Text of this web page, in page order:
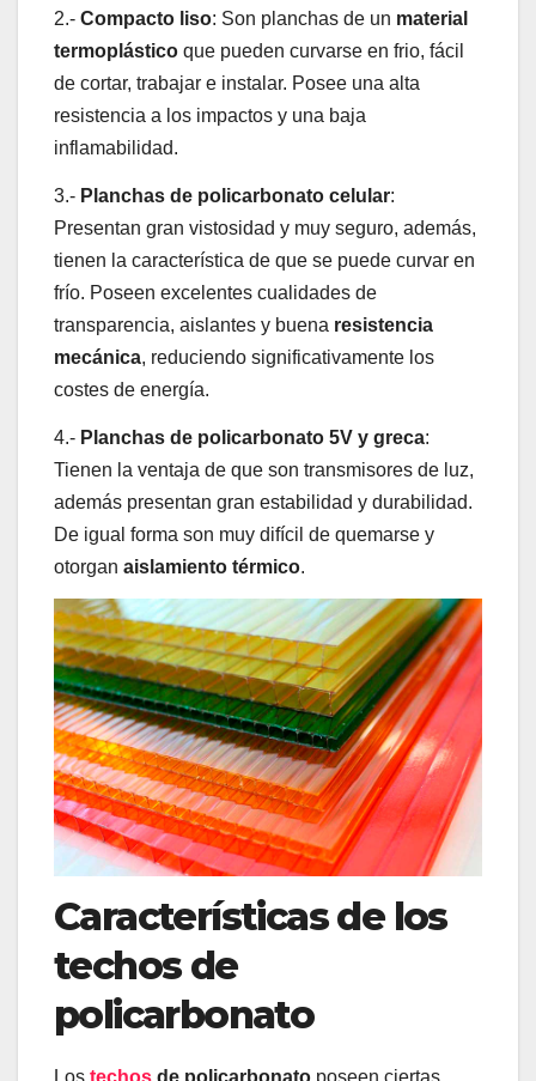
2.- Compacto liso: Son planchas de un material
termoplástico que pueden curvarse en frio, fácil
de cortar, trabajar e instalar. Posee una alta
resistencia a los impactos y una baja
inflamabilidad.
3.- Planchas de policarbonato celular:
Presentan gran vistosidad y muy seguro, además,
tienen la característica de que se puede curvar en
frío. Poseen excelentes cualidades de
transparencia, aislantes y buena resistencia
mecánica, reduciendo significativamente los
costes de energía.
4.- Planchas de policarbonato 5V y greca:
Tienen la ventaja de que son transmisores de luz,
además presentan gran estabilidad y durabilidad.
De igual forma son muy difícil de quemarse y
otorgan aislamiento térmico.
Características de los
techos de
policarbonato
Los techos de policarbonato poseen ciertas